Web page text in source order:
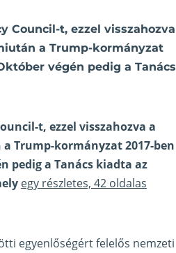
Council-t, ezzel visszahozva
a Trump-kormányzat
végén pedig a Tanács
t, ezzel visszahozva a
Trump-kormányzat 2017-ben
pedig a Tanács kiadta az
egy részletes, 42 oldalas
egyenlőségért felelős nemzeti